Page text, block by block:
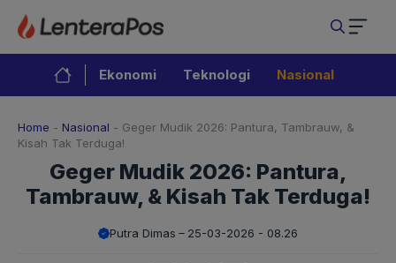
Langsung
isi
Ekonomi Teknologi Nasional
Home - Nasional - Geger Mudik 2026: Pantura, Tambrauw, &
Kisah Tak Terduga!
Geger Mudik 2026: Pantura,
Tambrauw, & Kisah Tak Terduga!
Putra Dimas 25-03-2026 - 08.26